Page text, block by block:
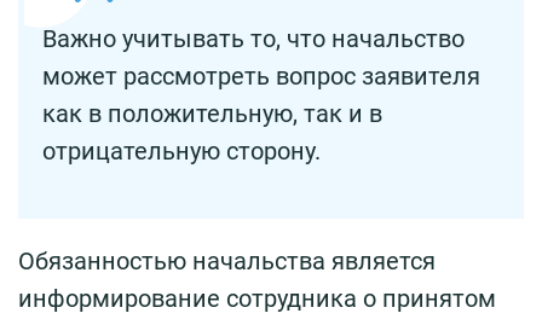
Важно учитывать то, что начальство
может рассмотреть вопрос заявителя
как в положительную, так и в
отрицательную сторону.
Обязанностью начальства является
информирование сотрудника о принятом